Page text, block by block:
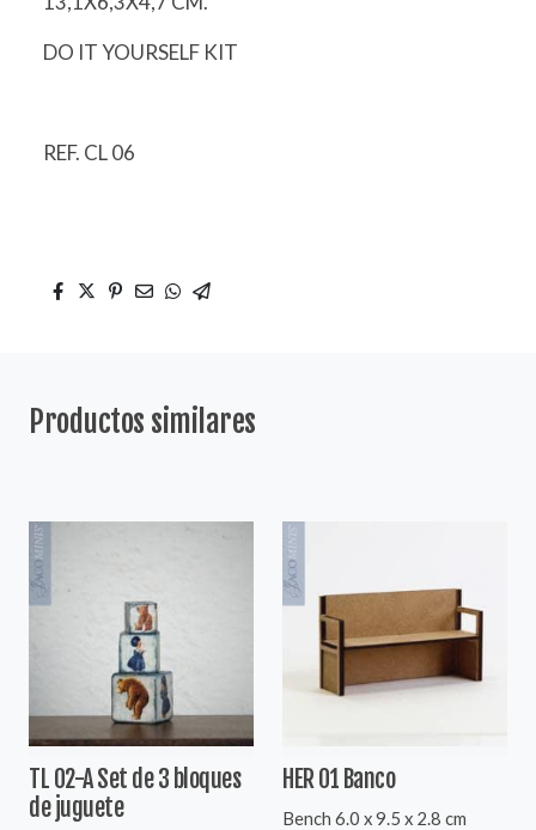
DO IT YOURSELF KIT
REF. CL 06
Productos similares
TL 02-A Set de 3 bloques
de juguete
HER 01 Banco
Bench 6.0 x 9.5 x 2.8 cm